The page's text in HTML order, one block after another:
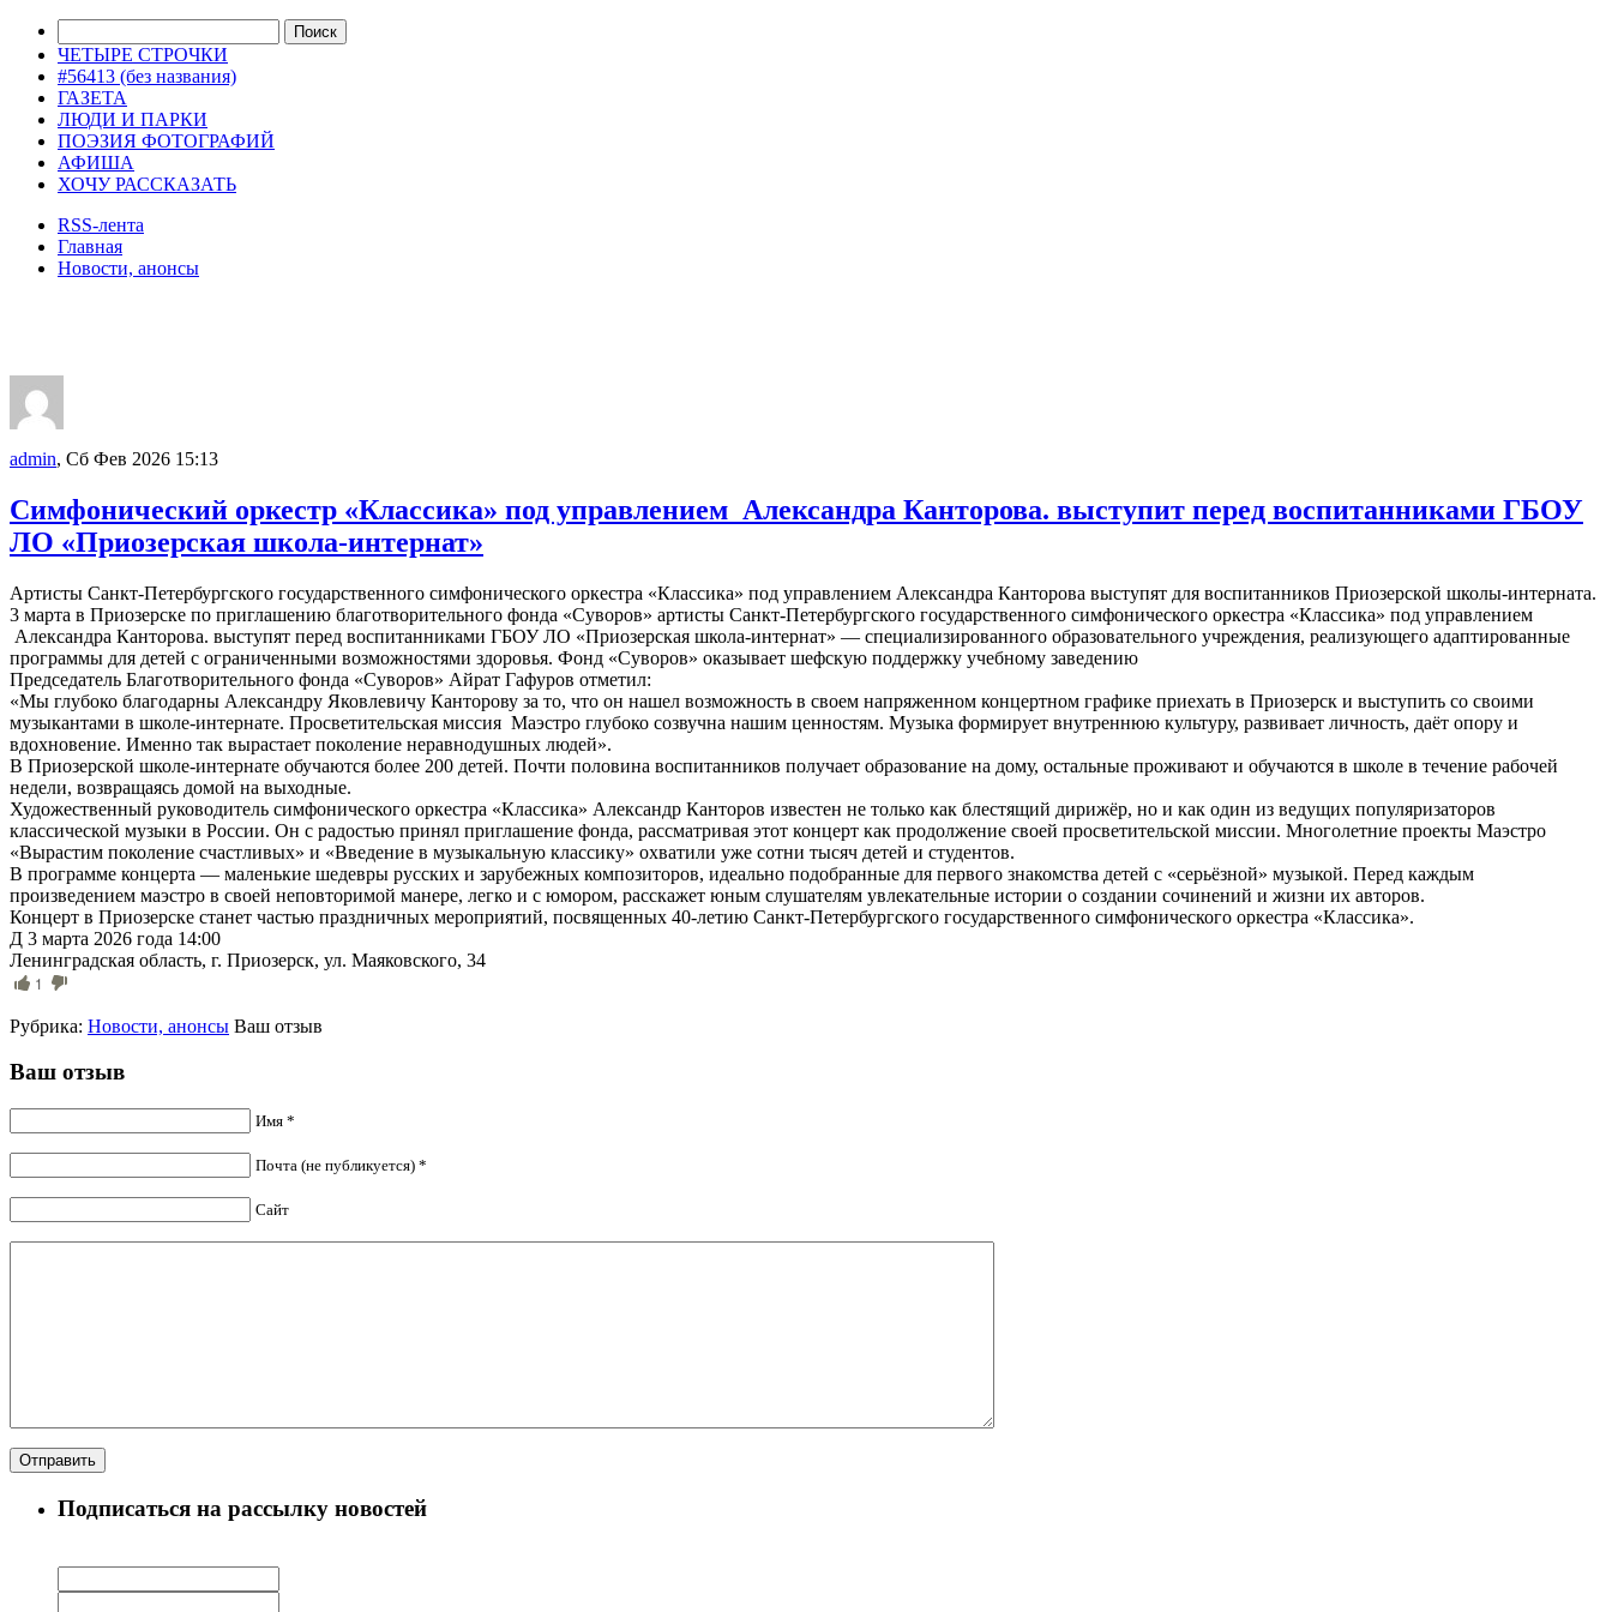
ЧЕТЫРЕ СТРОЧКИ
#56413 (без названия)
ГАЗЕТА
ЛЮДИ И ПАРКИ
ПОЭЗИЯ ФОТОГРАФИЙ
АФИША
ХОЧУ РАССКАЗАТЬ
RSS-лента
Главная
Новости, анонсы
admin, Сб Фев 2026 15:13
Симфонический оркестр «Классика» под управлением Александра Канторова. выступит перед воспитанниками ГБОУ
ЛО «Приозерская школа-интернат»
Артисты Санкт-Петербургского государственного симфонического оркестра «Классика» под управлением Александра Канторова выступят для воспитанников Приозерской школы-интерната.
3 марта в Приозерске по приглашению благотворительного фонда «Суворов» артисты Санкт-Петербургского государственного симфонического оркестра «Классика» под управлением
Александра Канторова. выступят перед воспитанниками ГБОУ ЛО «Приозерская школа-интернат» — специализированного образовательного учреждения, реализующего адаптированные
программы для детей с ограниченными возможностями здоровья. Фонд «Суворов» оказывает шефскую поддержку учебному заведению
Председатель Благотворительного фонда «Суворов» Айрат Гафуров отметил:
«Мы глубоко благодарны Александру Яковлевичу Канторову за то, что он нашел возможность в своем напряженном концертном графике приехать в Приозерск и выступить со своими
музыкантами в школе-интернате. Просветительская миссия Маэстро глубоко созвучна нашим ценностям. Музыка формирует внутреннюю культуру, развивает личность, даёт опору и
вдохновение. Именно так вырастает поколение неравнодушных людей».
В Приозерской школе-интернате обучаются более 200 детей. Почти половина воспитанников получает образование на дому, остальные проживают и обучаются в школе в течение рабочей
недели, возвращаясь домой на выходные.
Художественный руководитель симфонического оркестра «Классика» Александр Канторов известен не только как блестящий дирижёр, но и как один из ведущих популяризаторов
классической музыки в России. Он с радостью принял приглашение фонда, рассматривая этот концерт как продолжение своей просветительской миссии. Многолетние проекты Маэстро
«Вырастим поколение счастливых» и «Введение в музыкальную классику» охватили уже сотни тысяч детей и студентов.
В программе концерта — маленькие шедевры русских и зарубежных композиторов, идеально подобранные для первого знакомства детей с «серьёзной» музыкой. Перед каждым
произведением маэстро в своей неповторимой манере, легко и с юмором, расскажет юным слушателям увлекательные истории о создании сочинений и жизни их авторов.
Концерт в Приозерске станет частью праздничных мероприятий, посвященных 40-летию Санкт-Петербургского государственного симфонического оркестра «Классика».
Д 3 марта 2026 года 14:00
Ленинградская область, г. Приозерск, ул. Маяковского, 34
1
Рубрика: Новости, анонсы Ваш отзыв
Ваш отзыв
Имя *
Почта (не публикуется) *
Сайт
Подписаться на рассылку новостей